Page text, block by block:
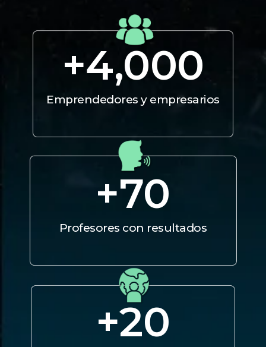
Emprendedores y empresarios
+4,000
Profesores con resultados
+70
+20